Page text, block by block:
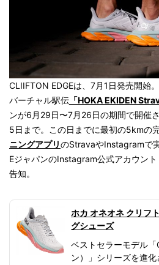
CLIIFTON EDGEは、7月1日発売開始
バーチャル駅伝 「HOKA EKIDEN
ンが6月29日〜7月26日の期間で開催
5日まで。この日までに最初の5kmの
ニングアプリのStravaやInstagramで
EジャパンのInstagram公式アカウン
告知。
ホカ オネオネ クリフ
グシューズ
ベストセラーモデル
ン）」シリーズを進